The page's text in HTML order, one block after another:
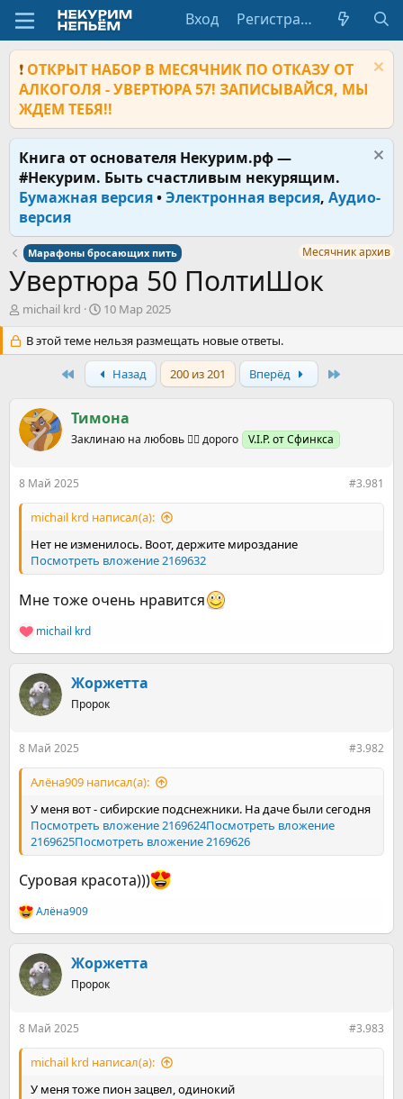
Вход Регистрация
❗ ОТКРЫТ НАБОР В МЕСЯЧНИК ПО ОТКАЗУ ОТ
АЛКОГОЛЯ - УВЕРТЮРА 57! ЗАПИСЫВАЙСЯ, МЫ
ЖДЕМ ТЕБЯ!!
Книга от основателя Некурим.рф —
#Некурим. Быть счастливым некурящим.
Бумажная версия•Электронная версия, Аудио-
версия
Марафоны бросающих пить Месячник архив
Увертюра 50 ПолтиШок
А
о
м
ы
michail krd
Д
т
а
н
а
а
л
10 Мар 2025
В этой теме нельзя размещать новые ответы.
Назад 200 из 201 Вперёд
Тимона
Заклинаю на любовь ❤️‍🔥 дорого V.I.P. от Сфинкса
8 Май 2025 #3.981
michail krd написал(а):
Нет не изменилось. Воот, держите мироздание
Посмотреть вложение 2169632
Мне тоже очень нравится
Р
е
к
ц
и
michail krd
Жоржетта
Пророк
8 Май 2025 #3.982
Алёна909 написал(а):
У меня вот - сибирские подснежники. На даче были сегодня
Посмотреть вложение 2169624Посмотреть вложение
2169625Посмотреть вложение 2169626
Суровая красота)))
Р
е
к
ц
и
Алёна909
Жоржетта
Пророк
8 Май 2025 #3.983
michail krd написал(а):
У меня тоже пион зацвел, одинокий